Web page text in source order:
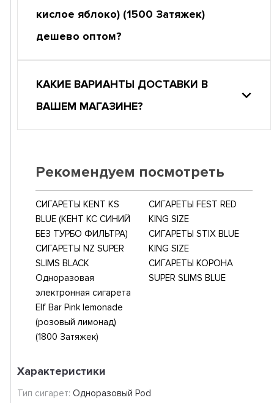
кислое яблоко) (1500 Затяжек)
дешево оптом?
КАКИЕ ВАРИАНТЫ ДОСТАВКИ В
ВАШЕМ МАГАЗИНЕ?
Рекомендуем посмотреть
СИГАРЕТЫ KENT KS
BLUE (КЕНТ КС СИНИЙ
БЕЗ ТУРБО ФИЛЬТРА)
СИГАРЕТЫ NZ SUPER
SLIMS BLACK
Одноразовая
электронная сигарета
Elf Bar Pink lemonade
(розовый лимонад)
(1800 Затяжек)
СИГАРЕТЫ FEST RED
KING SIZE
СИГАРЕТЫ STIX BLUE
KING SIZE
СИГАРЕТЫ КОРОНА
SUPER SLIMS BLUE
Характеристики
Тип сигарет: Одноразовый Pod